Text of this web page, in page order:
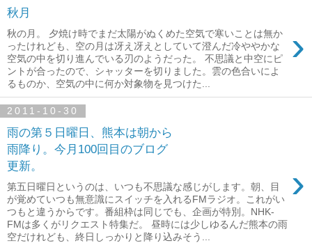
秋月
›
秋の月。 夕焼け時でまだ太陽がぬくめた空気で寒いことは無か
ったけれども、空の月は冴え冴えとしていて澄んだ冷ややかな
空気の中を切り進んでいる刃のようだった。 不思議と中空にピ
ントが合ったので、シャッターを切りました。雲の色合いによ
るものか、空気の中に何か対象物を見つけた...
2011-10-30
雨の第５日曜日、熊本は朝から
雨降り。今月100回目のブログ
更新。
›
第五日曜日というのは、いつも不思議な感じがします。朝、目
が覚めていつも無意識にスイッチを入れるFMラジオ。これがい
つもと違うからです。番組枠は同じでも、企画が特別。NHK-
FMは多くがリクエスト特集だ。 昼時には少しゆるんだ熊本の雨
空だけれども、終日しっかりと降り込みそう...